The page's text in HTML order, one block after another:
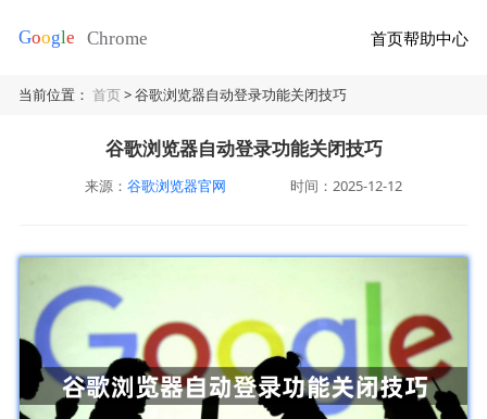
首页帮助中心
当前位置：首页> 谷歌浏览器自动登录功能关闭技巧
谷歌浏览器自动登录功能关闭技巧
来源： 谷歌浏览器官网 时间：2025-12-12